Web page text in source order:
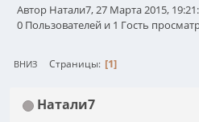
Автор Натали7, 27 Марта 2015,
0 Пользователей и 1 Гость
ВНИЗ Страницы 1
Натали7